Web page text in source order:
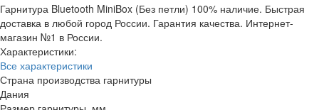
Гарнитура Bluetooth MiniBox (Без петли) 100% наличие. Быстрая
доставка в любой город России. Гарантия качества. Интернет-
магазин №1 в России.
Характеристики:
Все характеристики
Страна производства гарнитуры
Дания